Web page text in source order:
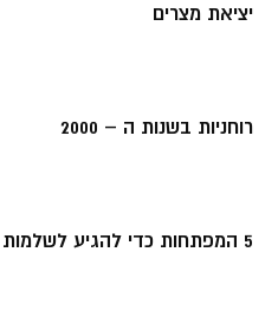
יציאת מצרים
רוחניות בשנות ה – 2000
5 המפתחות כדי להגיע לשלמות